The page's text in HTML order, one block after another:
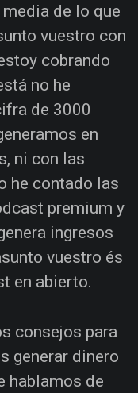
de lo que
vuestro con
cobrando
no he
de 3000
en
ni con las
he contado las
premium y
ingresos
vuestro és
en abierto.
consejos para
generar dinero
hablamos de